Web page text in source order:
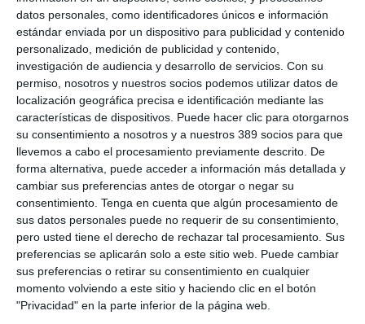
datos personales, como identificadores únicos e información
estándar enviada por un dispositivo para publicidad y contenido
personalizado, medición de publicidad y contenido,
investigación de audiencia y desarrollo de servicios. Con su
permiso, nosotros y nuestros socios podemos utilizar datos de
localización geográfica precisa e identificación mediante las
características de dispositivos. Puede hacer clic para otorgarnos
su consentimiento a nosotros y a nuestros 389 socios para que
llevemos a cabo el procesamiento previamente descrito. De
forma alternativa, puede acceder a información más detallada y
cambiar sus preferencias antes de otorgar o negar su
consentimiento. Tenga en cuenta que algún procesamiento de
sus datos personales puede no requerir de su consentimiento,
pero usted tiene el derecho de rechazar tal procesamiento. Sus
preferencias se aplicarán solo a este sitio web. Puede cambiar
sus preferencias o retirar su consentimiento en cualquier
momento volviendo a este sitio y haciendo clic en el botón
"Privacidad" en la parte inferior de la página web.
sector".
El acuerdo lo han firmado la directora gerente de Apromes,
Beatriz García-Bernal, y por parte de Michael Page su
responsable del área de Seguros, Banca y Servicios
Financieros,Lucas Izquierdo.
Para Apromes, "el acceso a talento especializado se ha
convertido en uno de los factores más importantes para el
crecimiento sostenible de las corredurías, especialmente en un
contexto marcado por la digitalización, la evolución normativa y
la creciente sofisticación de las demandas de clientes y
empresas".
Si quiere recibir diariamente y GRATIS noticias como
esta, pinche aquí